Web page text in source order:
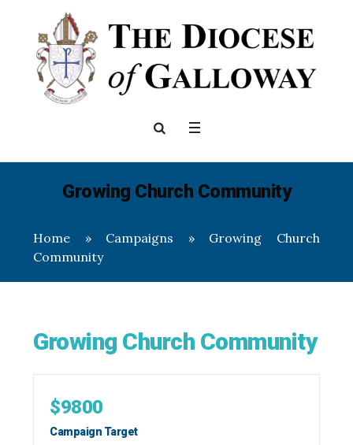
Growing Church Community
Home » Campaigns » Growing Church
Community
Growing Church Community
$9800
Campaign Target